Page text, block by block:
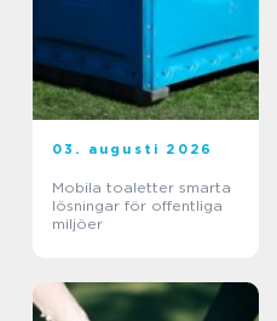
03. augusti 2026
Mobila toaletter smarta
lösningar för offentliga
miljöer